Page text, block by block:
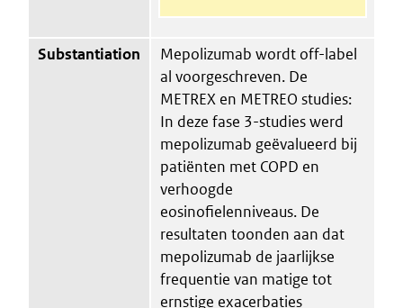
Substantiation
Mepolizumab wordt off-label
al voorgeschreven. De
METREX en METREO studies:
In deze fase 3-studies werd
mepolizumab geëvalueerd bij
patiënten met COPD en
verhoogde
eosinofielenniveaus. De
resultaten toonden aan dat
mepolizumab de jaarlijkse
frequentie van matige tot
ernstige exacerbaties